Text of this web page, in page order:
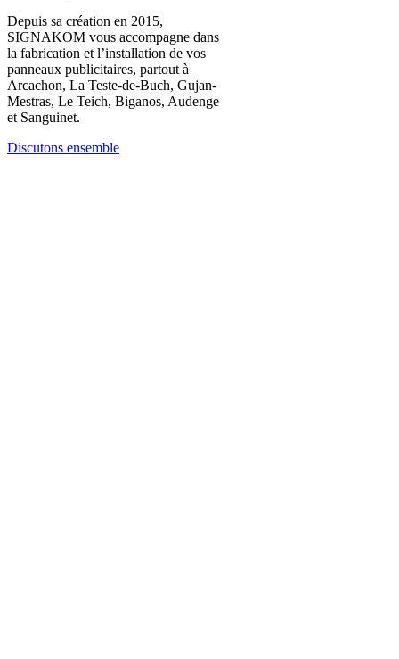
Depuis sa création en 2015,
SIGNAKOM vous accompagne dans
la fabrication et l’installation de vos
panneaux publicitaires, partout à
Arcachon, La Teste-de-Buch, Gujan-
Mestras, Le Teich, Biganos, Audenge
et Sanguinet.
Discutons ensemble